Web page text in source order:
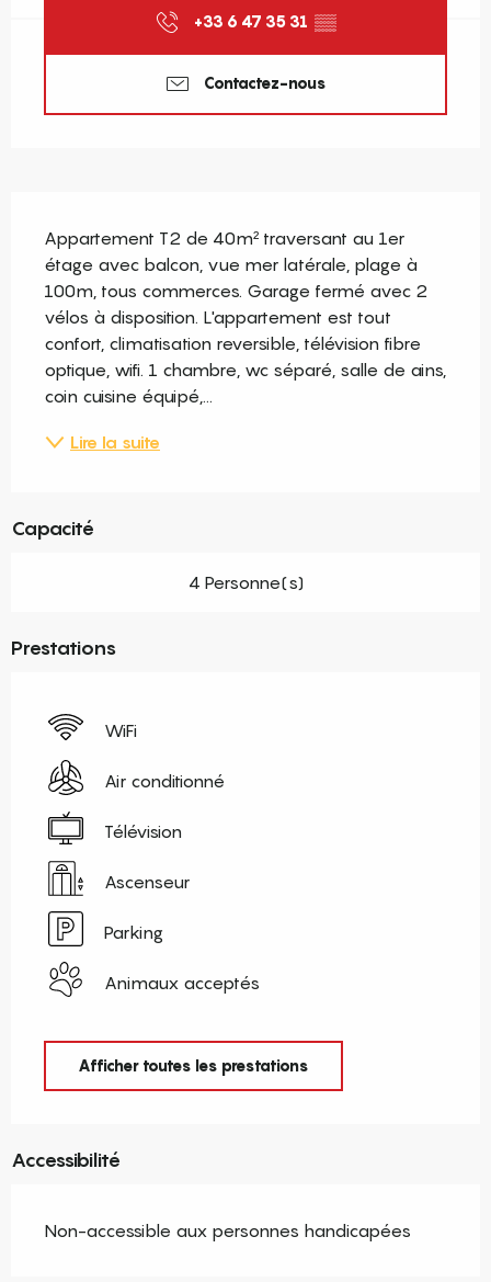
+33 6 47 35 31 ▒▒
Contactez-nous
Appartement T2 de 40m² traversant au 1er
étage avec balcon, vue mer latérale, plage à
100m, tous commerces. Garage fermé avec 2
vélos à disposition. L'appartement est tout
confort, climatisation reversible, télévision fibre
optique, wifi. 1 chambre, wc séparé, salle de ains,
coin cuisine équipé,...
Lire la suite
Capacité
4 Personne(s)
Prestations
WiFi
Air conditionné
Télévision
Ascenseur
Parking
Animaux acceptés
Afficher toutes les prestations
Accessibilité
Non-accessible aux personnes handicapées